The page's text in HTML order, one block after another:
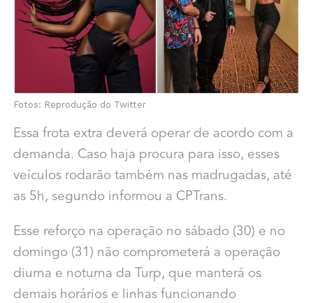
Fotos: Reprodução do Twitter
Essa frota extra deverá operar de acordo com a
demanda. Caso haja procura para isso, esses
veículos rodarão também nas madrugadas, até
as 5h, segundo informou a CPTrans.
Esse reforço na operação no sábado (30) e no
domingo (31) não comprometerá a operação
diurna e noturna da Turp, que manterá os
demais horários e linhas funcionando